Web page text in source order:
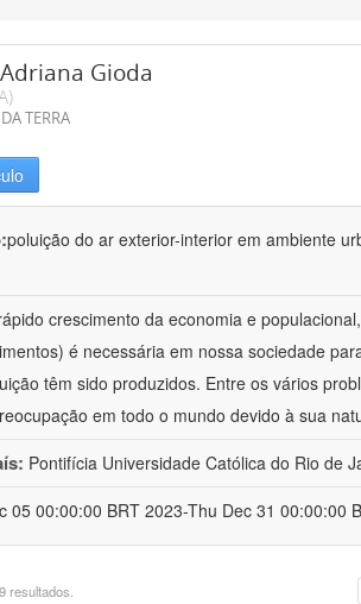
Adriana Gioda
TERRA
poluição do ar exterior-interior em ambiente
crescimento da economia e
é necessária em nossa sociedade
têm sido produzidos. Entre os vários
em todo o mundo devido à sua
Pontifícia Universidade Católica do Rio de
05 00:00:00 BRT 2023-Thu Dec 31 00:00:00
resultados.